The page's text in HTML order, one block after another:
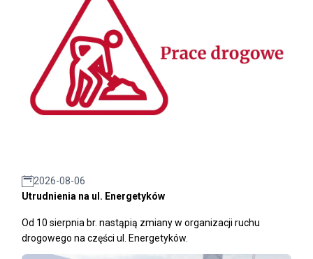
2026-08-06
Utrudnienia na ul. Energetyków
Od 10 sierpnia br. nastąpią zmiany w organizacji ruchu
drogowego na części ul. Energetyków.